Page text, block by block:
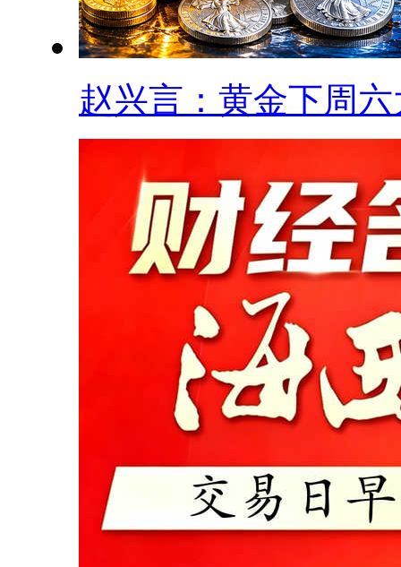
赵兴言：黄金下周六